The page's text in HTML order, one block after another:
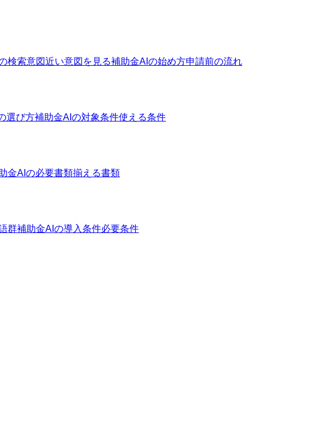
検索意図近い意図を見る補助金AIの始め方申請前の流れ
選び方補助金AIの対象条件使える条件
金AIの必要書類揃える書類
群補助金AIの導入条件必要条件